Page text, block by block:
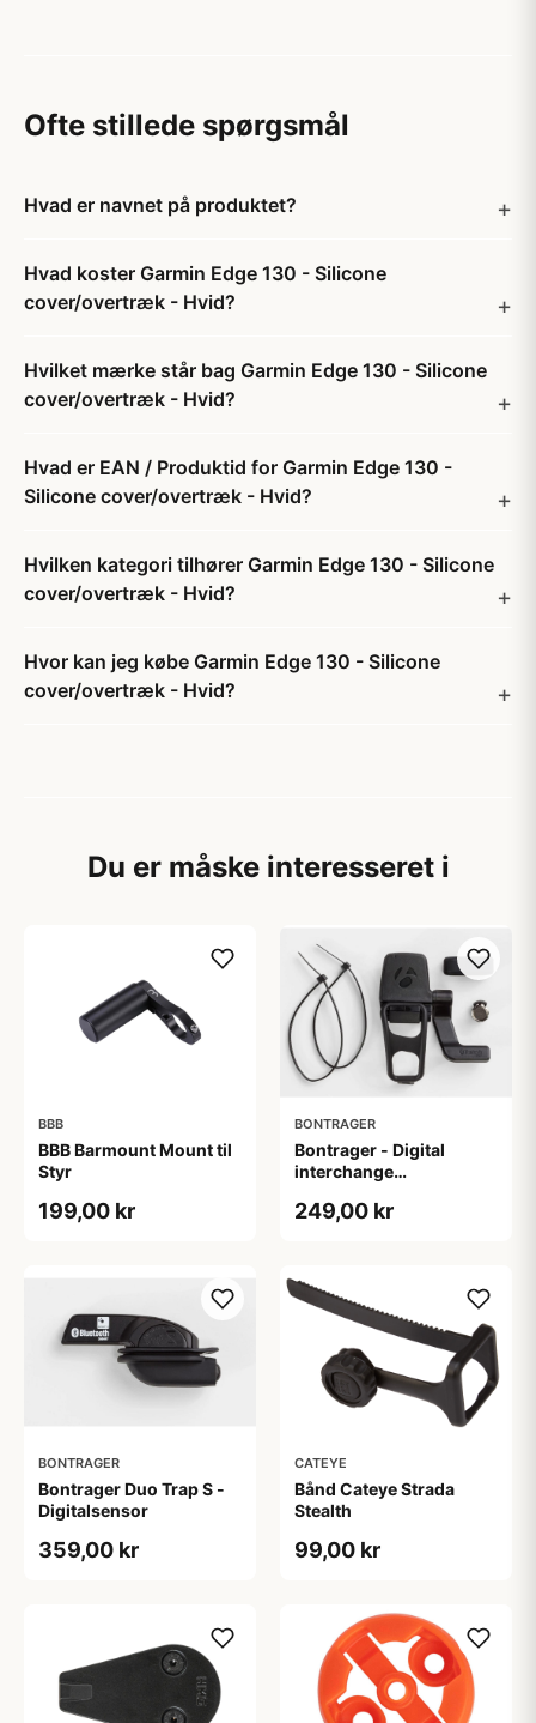
Ofte stillede spørgsmål
Hvad er navnet på produktet?
Hvad koster Garmin Edge 130 - Silicone
cover/overtræk - Hvid?
Hvilket mærke står bag Garmin Edge 130 - Silicone
cover/overtræk - Hvid?
Hvad er EAN / Produktid for Garmin Edge 130 -
Silicone cover/overtræk - Hvid?
Hvilken kategori tilhører Garmin Edge 130 - Silicone
cover/overtræk - Hvid?
Hvor kan jeg købe Garmin Edge 130 - Silicone
cover/overtræk - Hvid?
Du er måske interesseret i
BBB
BBB Barmount Mount til
Styr
199,00 kr
BONTRAGER
Bontrager - Digital
interchange
249,00 kr
BONTRAGER
Bontrager Duo Trap S -
Digitalsensor
359,00 kr
CATEYE
Bånd Cateye Strada
Stealth
99,00 kr